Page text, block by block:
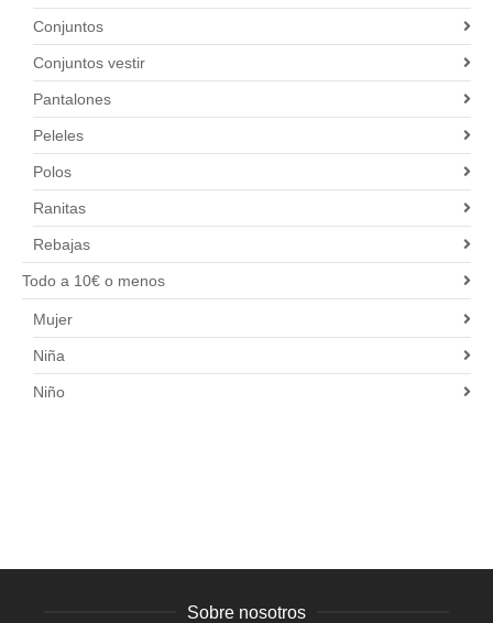
Conjuntos
Conjuntos vestir
Pantalones
Peleles
Polos
Ranitas
Rebajas
Todo a 10€ o menos
Mujer
Niña
Niño
Sobre nosotros